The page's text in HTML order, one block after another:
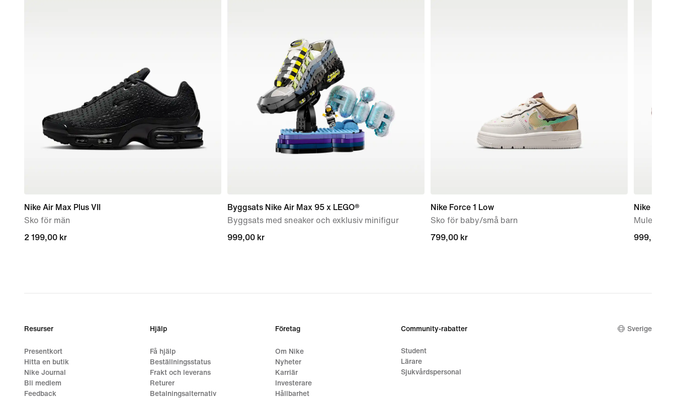
Nike Air Max Plus VII
Sko för män
2 199,00 kr
2 199,00 kr
Byggsats Nike Air Max 95 x LEGO®
Byggsats med sneaker och exklusiv minifigur
999,00 kr
999,00 kr
Nike Force 1 Low
Sko för baby/små barn
799,00 kr
799,00 kr
Nike Mind
Mules för
999,00 kr
999,00 kr
Resurser
Presentkort
Hitta en butik
Nike Journal
Bli medlem
Feedback
Hjälp
Få hjälp
Beställningsstatus
Frakt och leverans
Returer
Betalningsalternativ
Företag
Om Nike
Nyheter
Karriär
Investerare
Hållbarhet
Community-rabatter
Student
Lärare
Sjukvårdspersonal
Sverige